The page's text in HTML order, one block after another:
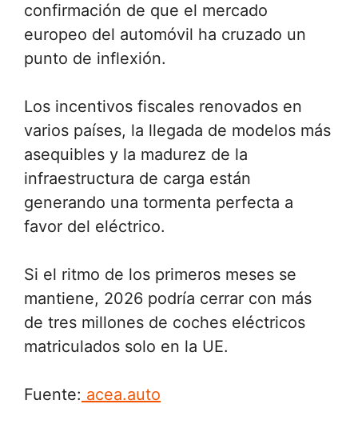
confirmación de que el mercado
europeo del automóvil ha cruzado un
punto de inflexión.
Los incentivos fiscales renovados en
varios países, la llegada de modelos más
asequibles y la madurez de la
infraestructura de carga están
generando una tormenta perfecta a
favor del eléctrico.
Si el ritmo de los primeros meses se
mantiene, 2026 podría cerrar con más
de tres millones de coches eléctricos
matriculados solo en la UE.
Fuente: acea.auto